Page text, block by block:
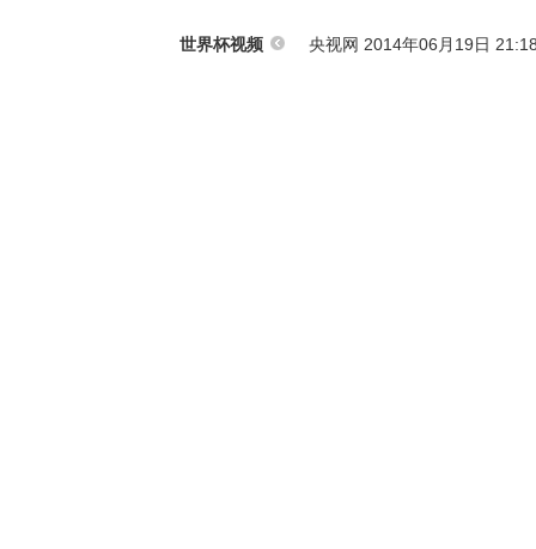
世界杯视频 央视网 2014年06月19日